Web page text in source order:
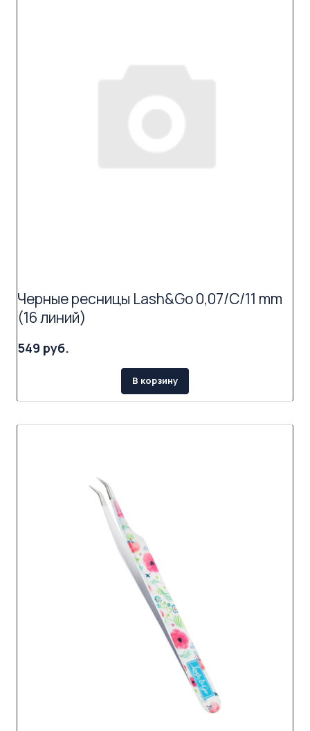
Черные ресницы Lash&Go 0,07/C/11 mm
(16 линий)
549 руб.
В корзину